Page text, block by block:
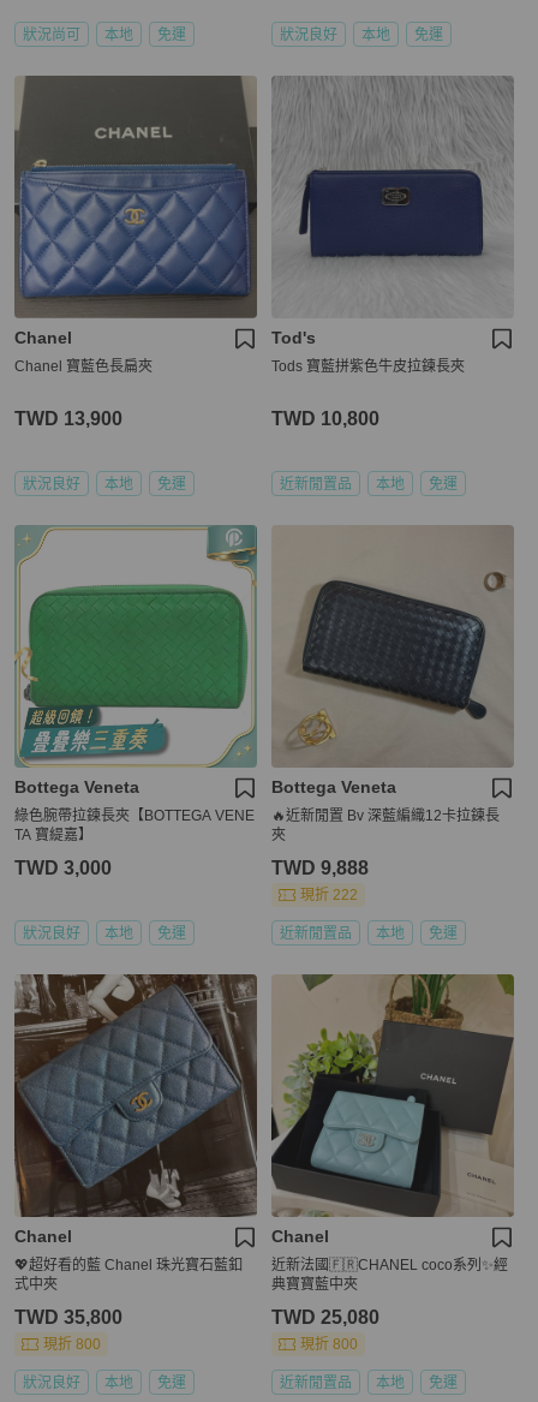
狀況尚可 本地 免運 狀況良好 本地 免運
Chanel
Chanel 寶藍色長扁夾
TWD 13,900
狀況良好 本地 免運
Tod's
Tods 寶藍拼紫色牛皮拉鍊長夾
TWD 10,800
近新閒置品 本地 免運
Bottega Veneta
綠色腕帶拉鍊長夾【BOTTEGA VENE
TA 寶緹嘉】
TWD 3,000
狀況良好 本地 免運
Bottega Veneta
🔥近新閒置 Bv 深藍編織12卡拉鍊長
夾
TWD 9,888
現折 222
近新閒置品 本地 免運
Chanel
💖超好看的藍 Chanel 珠光寶石藍釦
式中夾
TWD 35,800
現折 800
狀況良好 本地 免運
Chanel
近新法國🇫🇷CHANEL coco系列✨經
典寶寶藍中夾
TWD 25,080
現折 800
近新閒置品 本地 免運